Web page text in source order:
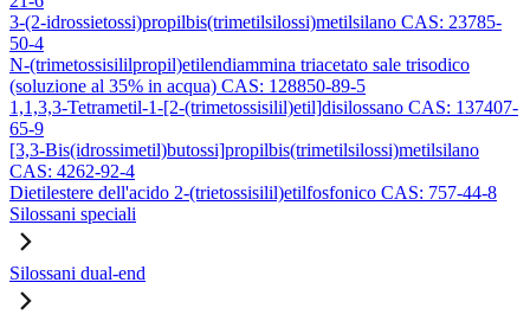
3-(2-idrossietossi)propilbis(trimetilsilossi)metilsilano CAS: 23785-
50-4
N-(trimetossisililpropil)etilendiammina triacetato sale trisodico
(soluzione al 35% in acqua) CAS: 128850-89-5
1,1,3,3-Tetrametil-1-[2-(trimetossisilil)etil]disilossano CAS: 137407-
65-9
[3,3-Bis(idrossimetil)butossi]propilbis(trimetilsilossi)metilsilano
CAS: 4262-92-4
Dietilestere dell'acido 2-(trietossisilil)etilfosfonico CAS: 757-44-8
Silossani speciali
Silossani dual-end